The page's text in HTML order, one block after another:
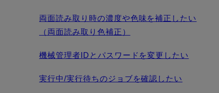
両面読み取り時の濃度や色味を補正したい
（両面読み取り色補正）
機械管理者IDとパスワードを変更したい
実行中/実行待ちのジョブを確認したい